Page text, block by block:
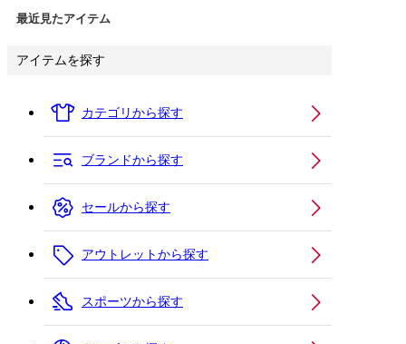
最近見たアイテム
アイテムを探す
カテゴリから探す
ブランドから探す
セールから探す
アウトレットから探す
スポーツから探す